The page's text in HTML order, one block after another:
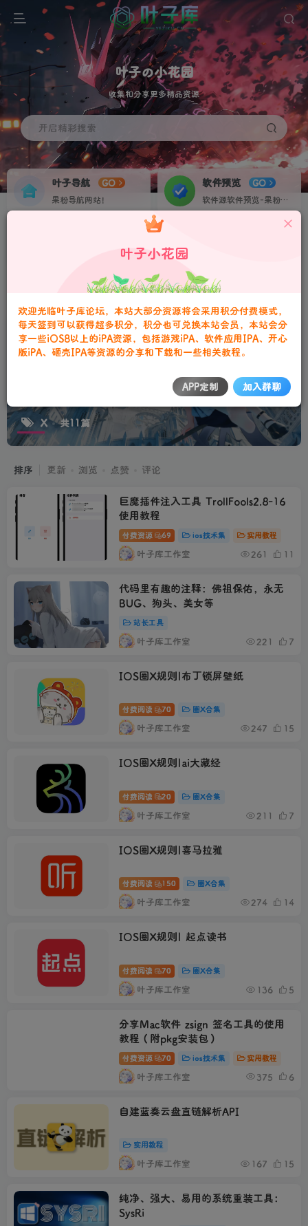
叶子の小花园
收集和分享更多精品资源
开启精彩搜索
叶子导航 GO
果粉导航网站！
软件预览 GO
软件源软件预览-果粉资源下载签名定制站！个人证书20起稳定不掉签！
收集IPA各种素材资源！
请严格遵守法律法规、文明守法！
X 共11篇
排序 更新 浏览 点赞 评论
巨魔插件注入工具 TrollFools2.8-16
使用教程
付费资源 69 ios技术集 实用教程
叶子库工作室 261 11
代码里有趣的注释：佛祖保佑，永无
BUG、狗头、美女等
站长工具
叶子库工作室 221 7
IOS圈X规则|布丁锁屏壁纸
付费阅读 70 圈X合集
叶子库工作室 247 15
IOS圈X规则|ai大藏经
付费阅读 20 圈X合集
叶子库工作室 211 7
IOS圈X规则|喜马拉雅
付费阅读 150 圈X合集
叶子库工作室 274 14
IOS圈X规则| 起点读书
付费阅读 70 圈X合集
叶子库工作室 136 5
分享Mac软件 zsign 签名工具的使用
教程（附pkg安装包）
付费资源 70 ios技术集 实用教程
叶子库工作室 375 6
自建蓝奏云盘直链解析API
实用教程
叶子库工作室 167 15
纯净、强大、易用的系统重装工具：
SysRi
叶子小花园
欢迎光临叶子库论坛，本站大部分资源将会采用积分付费模式，
每天签到可以获得超多积分，积分也可兑换本站会员，本站会分
享一些iOS8以上的iPA资源，包括游戏iPA、软件应用IPA、开心
版iPA、砸壳IPA等资源的分享和下载和一些相关教程。
APP定制 加入群聊